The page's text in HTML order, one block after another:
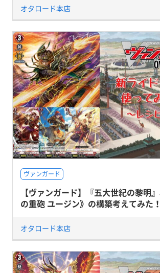
オタロード本店
ヴァンガード
【ヴァンガード】『五大世紀の黎明
の重砲 ユージン》の構築考えてみた
オタロード本店